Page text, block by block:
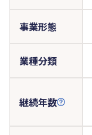
事業形態
業種分類
継続年数